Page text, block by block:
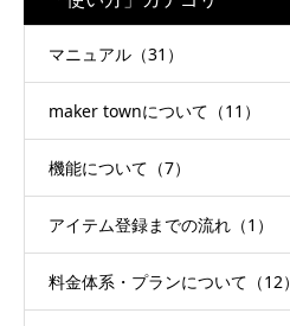
マニュアル（31）
maker townについて（11）
機能について（7）
アイテム登録までの流れ（1）
料金体系・プランについて（12）